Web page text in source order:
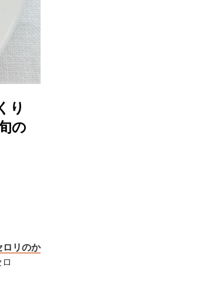
り
の
ロリのか